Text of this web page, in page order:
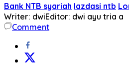
Bank NTB syariah lazdasi ntb
Writer: dwiEditor: dwi ayu tria a
Comment